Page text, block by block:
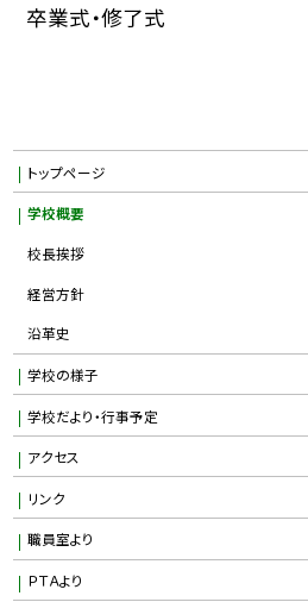
卒業式・修了式
トップページ
学校概要
校長挨拶
経営方針
沿革史
学校の様子
学校だより・行事予定
アクセス
リンク
職員室より
ＰＴＡより